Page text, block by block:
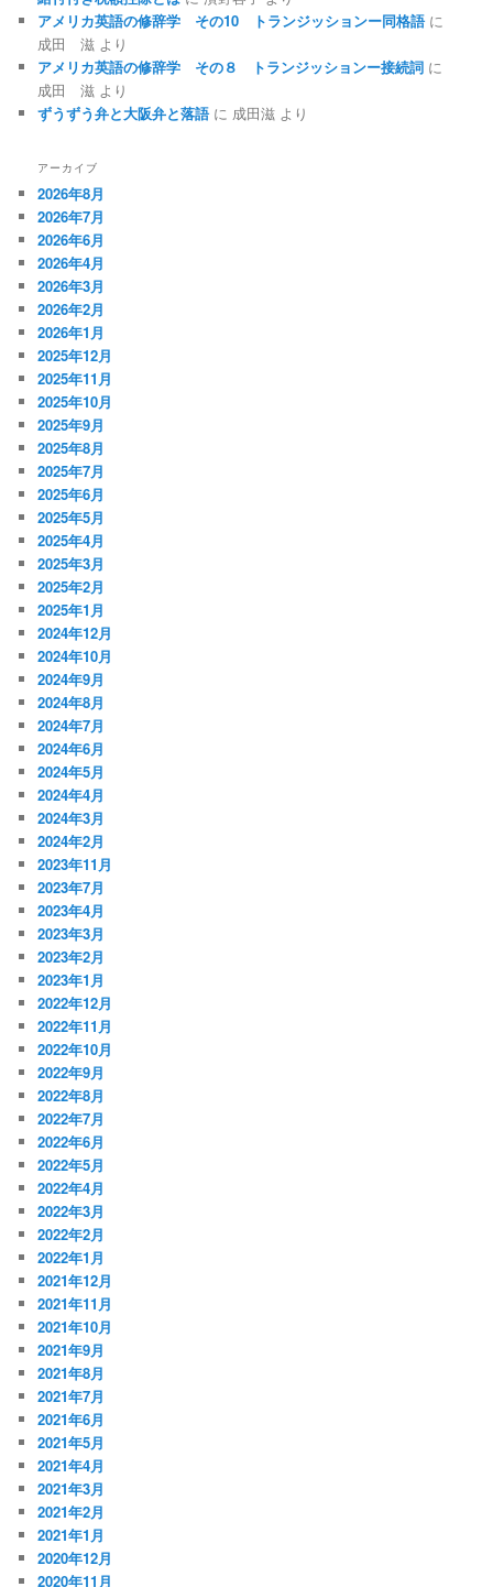
アメリカ英語の修辞学 その10 トランジッションー同格語に
成田 滋 より
アメリカ英語の修辞学 その８ トランジッションー接続詞 に
成田 滋 より
ずうずう弁と大阪弁と落語に 成田滋 より
アーカイブ
2026年8月
2026年7月
2026年6月
2026年4月
2026年3月
2026年2月
2026年1月
2025年12月
2025年11月
2025年10月
2025年9月
2025年8月
2025年7月
2025年6月
2025年5月
2025年4月
2025年3月
2025年2月
2025年1月
2024年12月
2024年10月
2024年9月
2024年8月
2024年7月
2024年6月
2024年5月
2024年4月
2024年3月
2024年2月
2023年11月
2023年7月
2023年4月
2023年3月
2023年2月
2023年1月
2022年12月
2022年11月
2022年10月
2022年9月
2022年8月
2022年7月
2022年6月
2022年5月
2022年4月
2022年3月
2022年2月
2022年1月
2021年12月
2021年11月
2021年10月
2021年9月
2021年8月
2021年7月
2021年6月
2021年5月
2021年4月
2021年3月
2021年2月
2021年1月
2020年12月
2020年11月